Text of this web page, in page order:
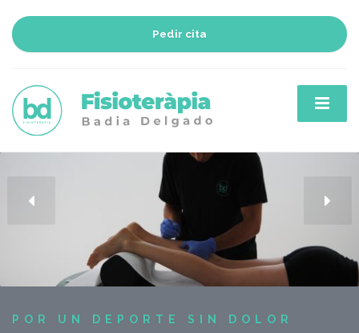
Pedir cita
POR UN DEPORTE SIN DOLOR
RECUPERACIONES Y
REHABILITACIONES
Tratamiento activo